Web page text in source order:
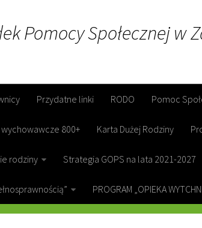
Pomocy Społecznej w
Przydatne linki RODO Pomoc
800+ Karta Dużej Rodziny
rodziny Strategia GOPS na lata 2021-2027
PROGRAM „OPIEKA